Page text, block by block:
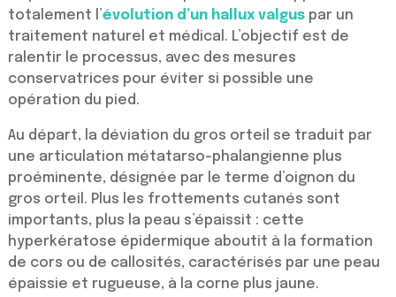
totalement l’évolution d’un hallux valguspar un
traitement naturel et médical. L’objectif est de
ralentir le processus, avec des mesures
conservatrices pour éviter si possible une
opération du pied.
Au départ, la déviation du gros orteil se traduit par
une articulation métatarso-phalangienne plus
proéminente, désignée par le terme d’oignon du
gros orteil. Plus les frottements cutanés sont
importants, plus la peau s’épaissit : cette
hyperkératose épidermique aboutit à la formation
de cors ou de callosités, caractérisés par une peau
épaissie et rugueuse, à la corne plus jaune.